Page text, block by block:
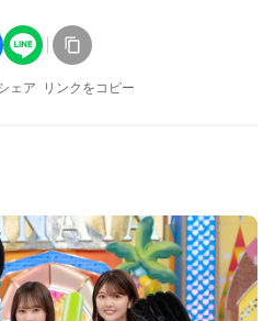
ェア リンクをコピー